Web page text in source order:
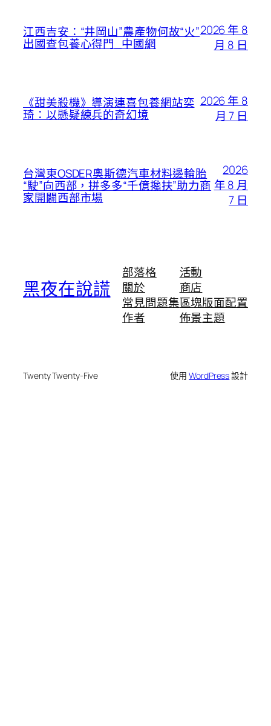
江西吉安：“井岡山”農產物何故“火”
出國查包養心得門_中國網
2026 年 8
月 8 日
《甜美殺機》導演連喜包養網站奕
琦：以懸疑練兵的奇幻境
2026 年 8
月 7 日
台灣東OSDER奧斯德汽車材料邊輪胎
“駛”向西部，拼多多“千億攙扶”助力商
家開闢西部市場
2026
年 8 月
7 日
黑夜在說謊
部落格
關於
常見問題集
作者
活動
商店
區塊版面配置
佈景主題
Twenty Twenty-Five 使用WordPress設計